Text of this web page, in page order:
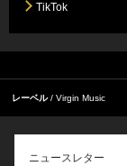
TikTok
レーベル Virgin Music
ニュースレター